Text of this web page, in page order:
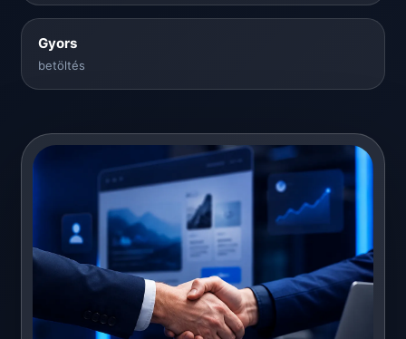
Gyors
betöltés